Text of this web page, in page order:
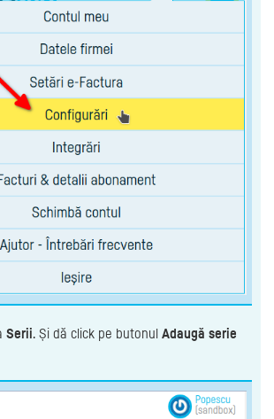
Serii. Și dă click pe butonul Adaugă serie